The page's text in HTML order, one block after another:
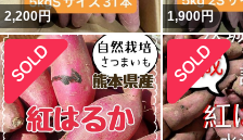
2,200円 1,900円